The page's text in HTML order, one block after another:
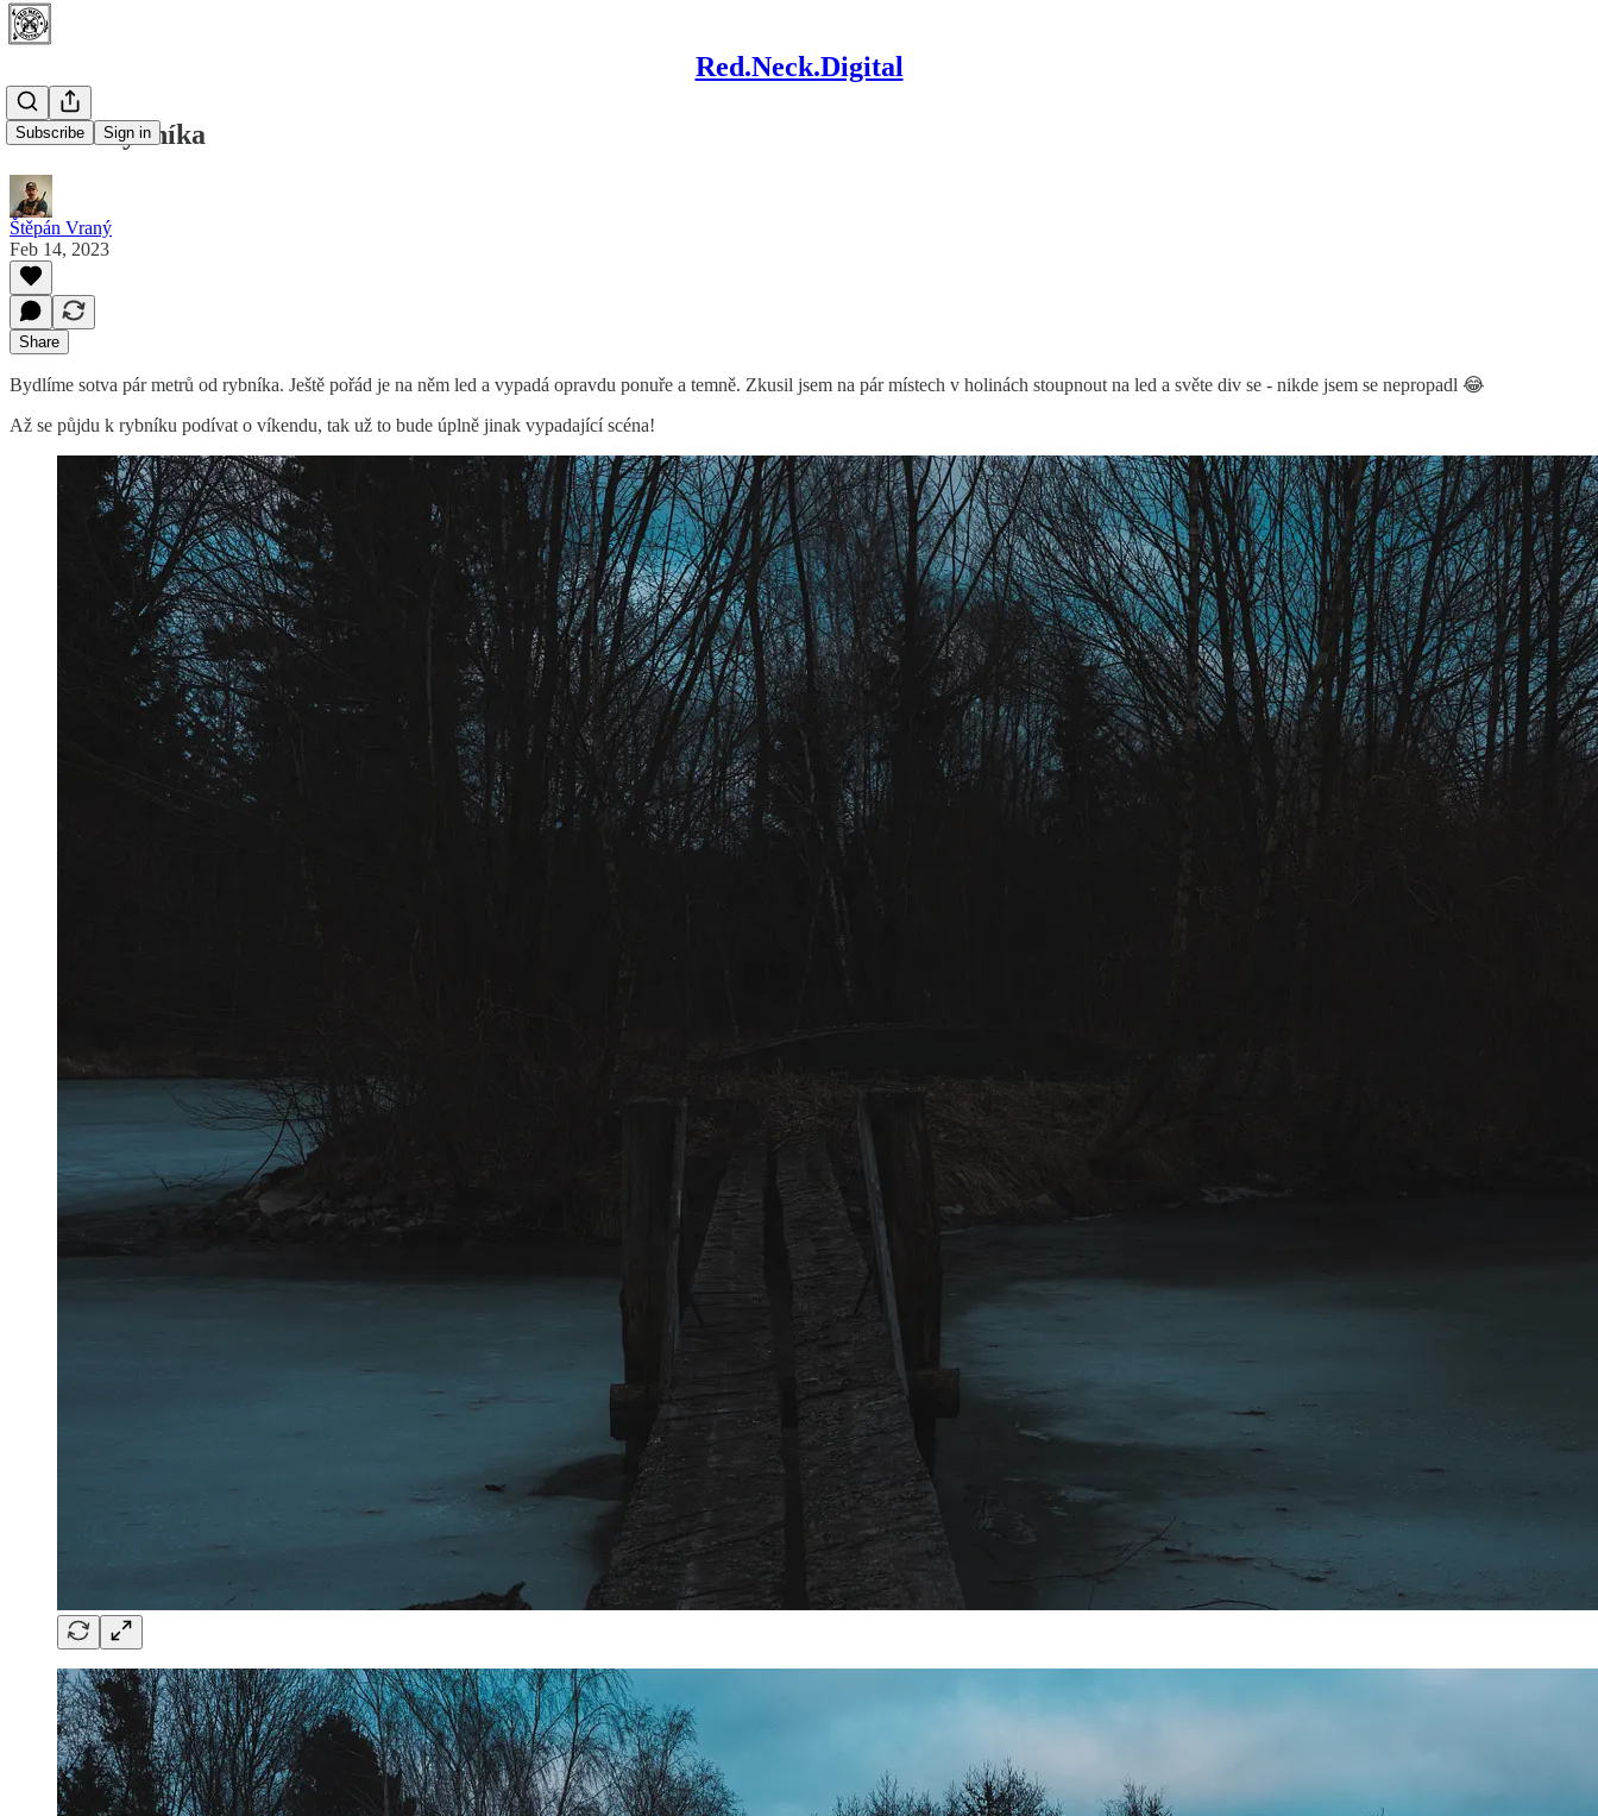
Red.Neck.Digital
Subscribe Sign in
Večer u rybníka
Štěpán Vraný
Feb 14, 2023
Share
Bydlíme sotva pár metrů od rybníka. Ještě pořád je na něm led a vypadá opravdu ponuře a temně. Zkusil jsem na pár místech v holinách stoupnout na led a světe div se - nikde jsem se nepropadl 😂
Až se půjdu k rybníku podívat o víkendu, tak už to bude úplně jinak vypadající scéna!